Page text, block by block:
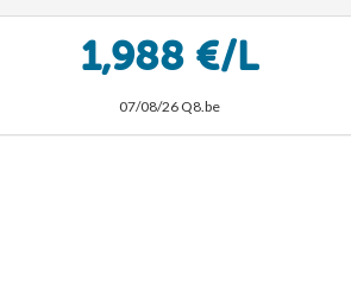
1,988 €/L
07/08/26 Q8.be